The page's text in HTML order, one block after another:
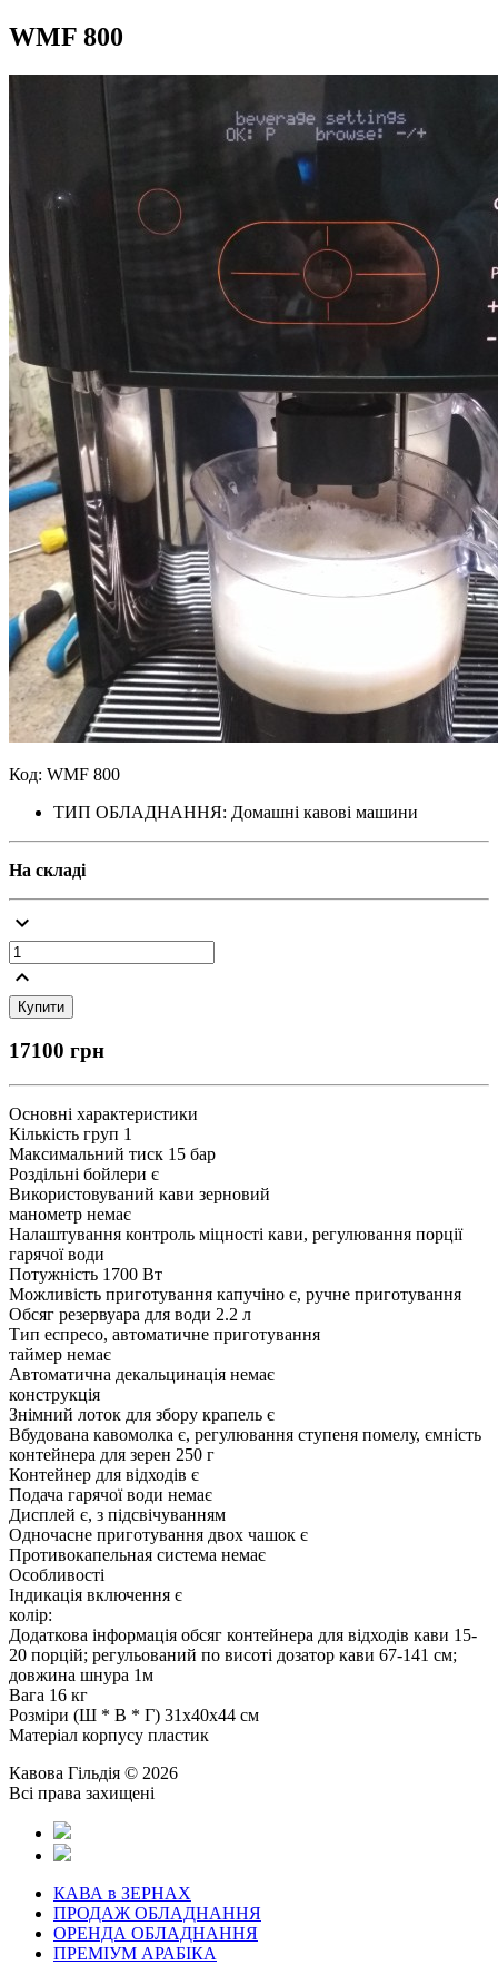
WMF 800
Код: WMF 800
ТИП ОБЛАДНАННЯ: Домашні кавові машини
На складі
keyboard_arrow_down
keyboard_arrow_up
17100 грн
Основні характеристики
Кількість груп 1
Максимальний тиск 15 бар
Роздільні бойлери є
Використовуваний кави зерновий
манометр немає
Налаштування контроль міцності кави, регулювання порції
гарячої води
Потужність 1700 Вт
Можливість приготування капучіно є, ручне приготування
Обсяг резервуара для води 2.2 л
Тип еспресо, автоматичне приготування
таймер немає
Автоматична декальцинація немає
конструкція
Знімний лоток для збору крапель є
Вбудована кавомолка є, регулювання ступеня помелу, ємність
контейнера для зерен 250 г
Контейнер для відходів є
Подача гарячої води немає
Дисплей є, з підсвічуванням
Одночасне приготування двох чашок є
Противокапельная система немає
Особливості
Індикація включення є
колір:
Додаткова інформація обсяг контейнера для відходів кави 15-
20 порцій; регульований по висоті дозатор кави 67-141 см;
довжина шнура 1м
Вага 16 кг
Розміри (Ш * В * Г) 31x40x44 см
Матеріал корпусу пластик
Кавова Гільдія © 2026
Всі права захищені
КАВА в ЗЕРНАХ
ПРОДАЖ ОБЛАДНАННЯ
ОРЕНДА ОБЛАДНАННЯ
ПРЕМІУМ АРАБІКА